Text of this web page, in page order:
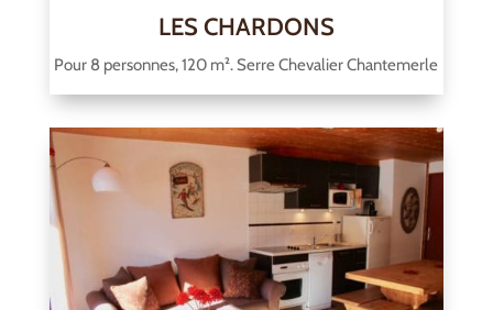
LES CHARDONS
Pour 8 personnes, 120 m². Serre Chevalier Chantemerle